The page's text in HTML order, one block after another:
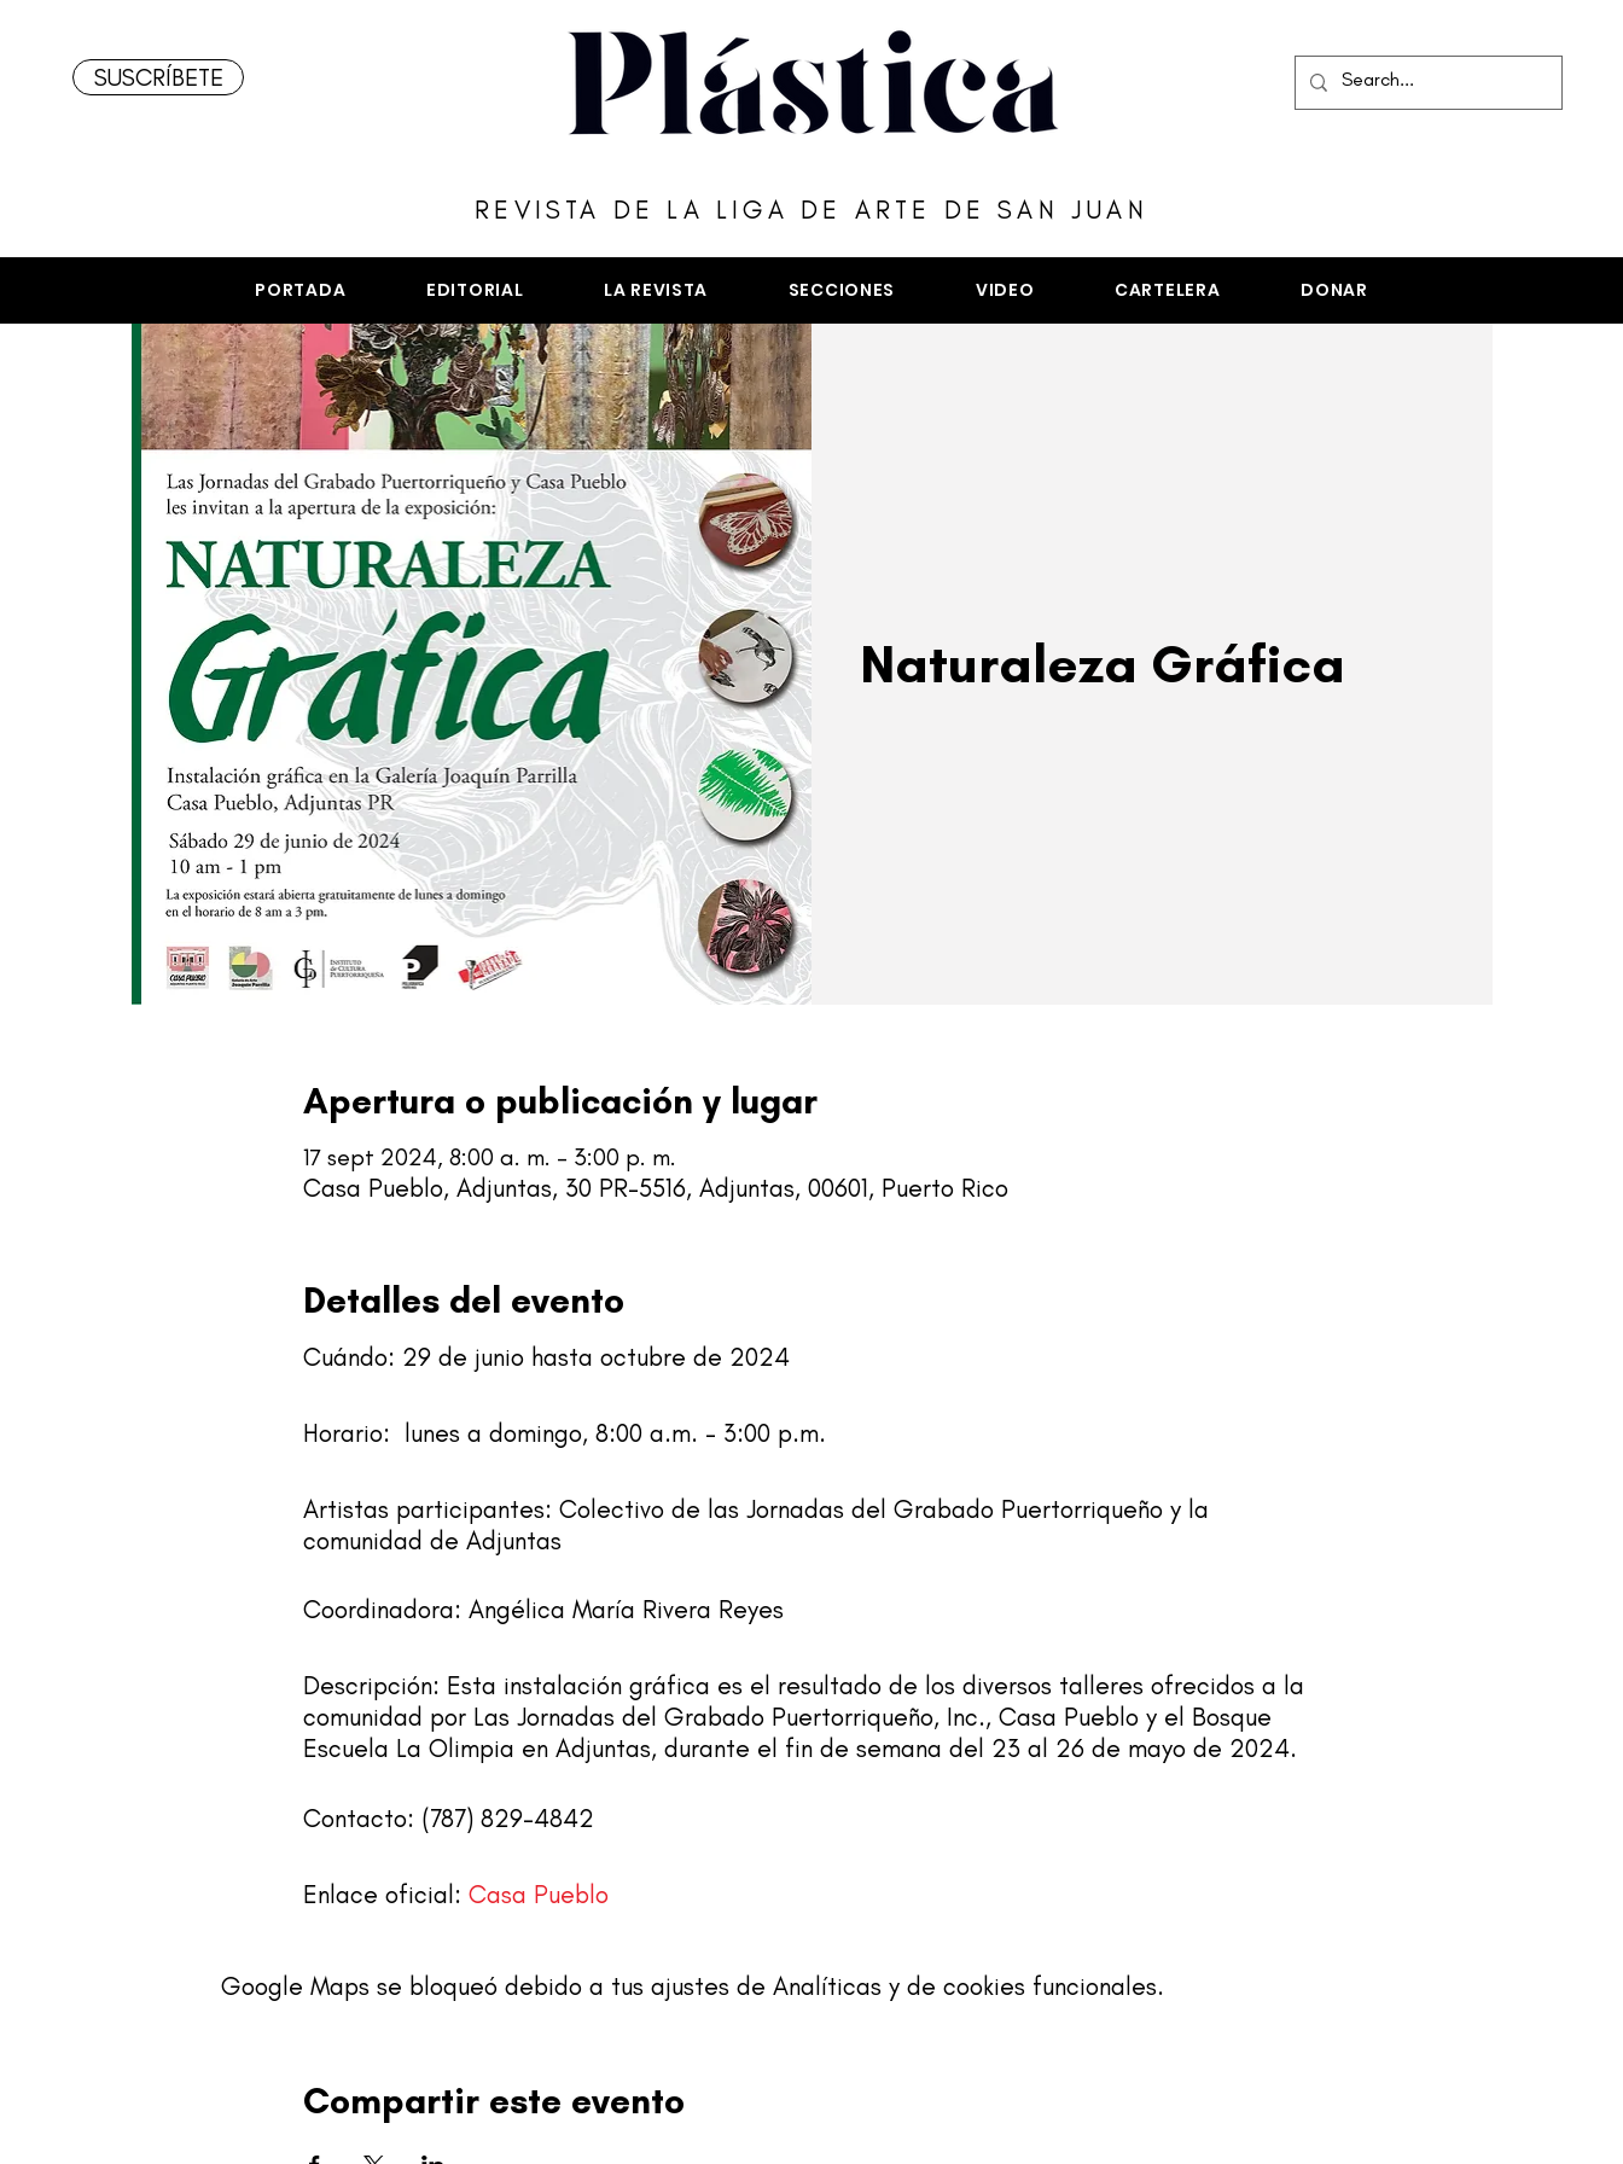
SUSCRÍBETE
REVISTA DE LA LIGA DE ARTE DE SAN JUAN
PORTADA EDITORIAL LA REVISTA SECCIONES VIDEO CARTELERA DONAR
Naturaleza Gráfica
Apertura o publicación y lugar
17 sept 2024, 8:00 a. m. – 3:00 p. m.
Casa Pueblo, Adjuntas, 30 PR-5516, Adjuntas, 00601, Puerto Rico
Detalles del evento
Cuándo: 29 de junio hasta octubre de 2024
Horario: lunes a domingo, 8:00 a.m. – 3:00 p.m.
Artistas participantes: Colectivo de las Jornadas del Grabado Puertorriqueño y la
comunidad de Adjuntas
Coordinadora: Angélica María Rivera Reyes
Descripción: Esta instalación gráfica es el resultado de los diversos talleres ofrecidos a la
comunidad por Las Jornadas del Grabado Puertorriqueño, Inc., Casa Pueblo y el Bosque
Escuela La Olimpia en Adjuntas, durante el fin de semana del 23 al 26 de mayo de 2024.
Contacto: (787) 829-4842
Enlace oficial: Casa Pueblo
Google Maps se bloqueó debido a tus ajustes de Analíticas y de cookies funcionales.
Compartir este evento